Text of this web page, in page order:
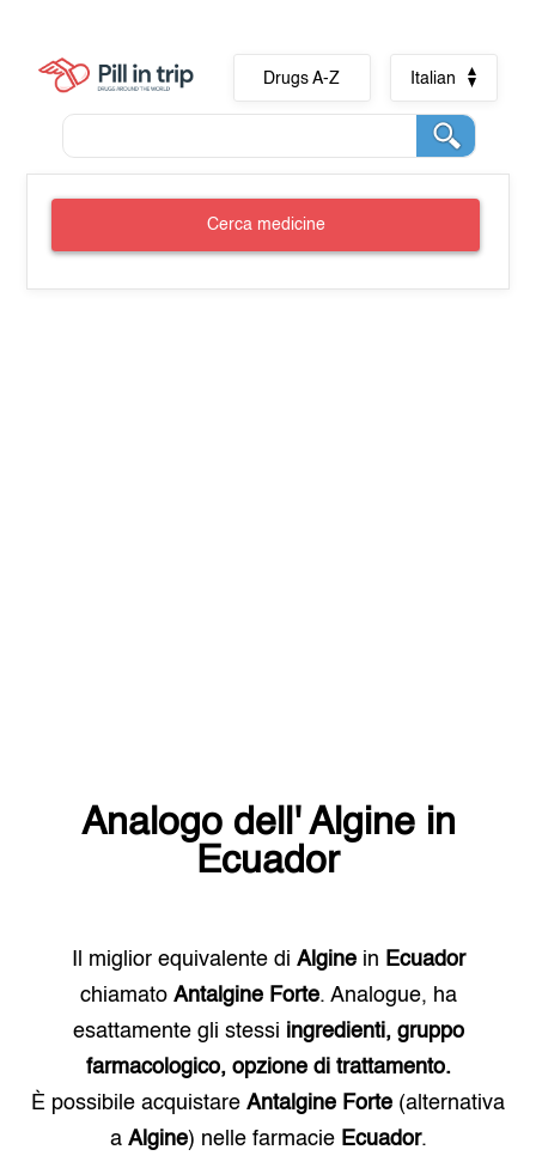
Drugs A-Z Italian
Cerca medicine
Analogo dell'Alginein
Ecuador
Il miglior equivalente di Alginein Ecuador
chiamato Antalgine Forte. Analogue, ha
esattamente gli stessi ingredienti, gruppo
farmacologico, opzione di trattamento.
È possibile acquistare Antalgine Forte (alternativa
a Algine) nelle farmacie Ecuador.